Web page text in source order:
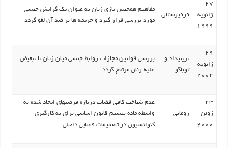
27
ژانویه
1999
قرقیزستان
مفاهیم همجنس بازی زنان به عنوان یک گرایش جنسی
مورد بررسی قرار گیرد و جریمه ها بر ضد آن لغو گردد
29
ژانویه
2002
ترینیداد و
توباگو
بررسی قوانین مجازات روابط جنسی میان زنان تا تبعیض
علیه زنان مرتفع گردد
23
ژوئن
2000
رومانی
عدم شناخت کافی قضات درباره فرصتهای ایجاد شده به
واسطه ماده بیستم قانون اساسی برای به کارگیری
کنوانسیون در تصمیمات قضایی داخلی